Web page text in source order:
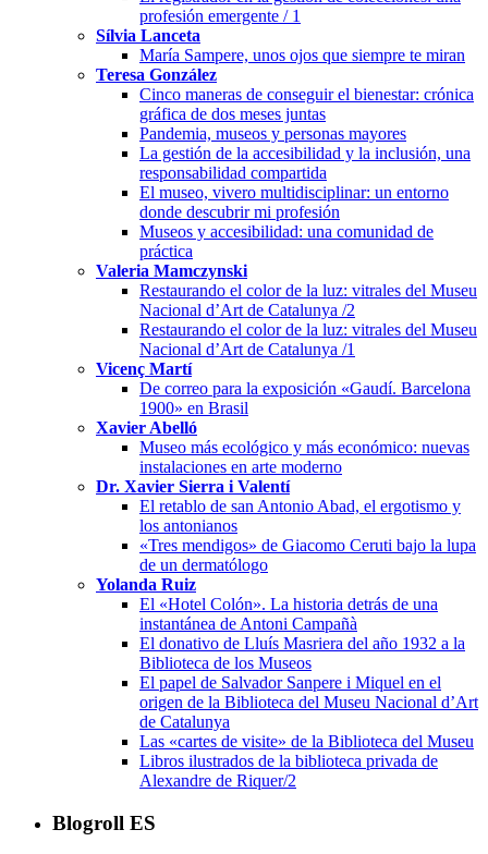
profesión emergente / 1
Sílvia Lanceta
María Sampere, unos ojos que siempre te miran
Teresa González
Cinco maneras de conseguir el bienestar: crónica
gráfica de dos meses juntas
Pandemia, museos y personas mayores
La gestión de la accesibilidad y la inclusión, una
responsabilidad compartida
El museo, vivero multidisciplinar: un entorno
donde descubrir mi profesión
Museos y accesibilidad: una comunidad de
práctica
Valeria Mamczynski
Restaurando el color de la luz: vitrales del Museu
Nacional d’Art de Catalunya /2
Restaurando el color de la luz: vitrales del Museu
Nacional d’Art de Catalunya /1
Vicenç Martí
De correo para la exposición «Gaudí. Barcelona
1900» en Brasil
Xavier Abelló
Museo más ecológico y más económico: nuevas
instalaciones en arte moderno
Dr. Xavier Sierra i Valentí
El retablo de san Antonio Abad, el ergotismo y
los antonianos
«Tres mendigos» de Giacomo Ceruti bajo la lupa
de un dermatólogo
Yolanda Ruiz
El «Hotel Colón». La historia detrás de una
instantánea de Antoni Campañà
El donativo de Lluís Masriera del año 1932 a la
Biblioteca de los Museos
El papel de Salvador Sanpere i Miquel en el
origen de la Biblioteca del Museu Nacional d’Art
de Catalunya
Las «cartes de visite» de la Biblioteca del Museu
Libros ilustrados de la biblioteca privada de
Alexandre de Riquer/2
Blogroll ES